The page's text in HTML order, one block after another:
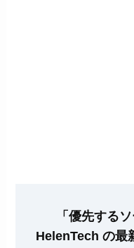
「優先する
HelenTech の最